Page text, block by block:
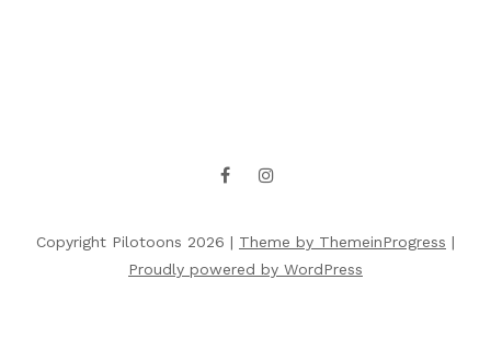
Copyright Pilotoons 2026 | Theme by ThemeinProgress |
Proudly powered by WordPress